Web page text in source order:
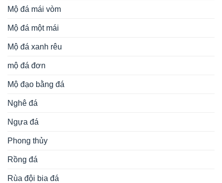
Mộ đá mái vòm
Mộ đá một mái
Mộ đá xanh rêu
mộ đá đơn
Mộ đạo bằng đá
Nghê đá
Ngựa đá
Phong thủy
Rồng đá
Rùa đội bia đá